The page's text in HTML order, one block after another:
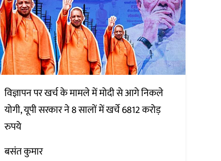
विज्ञापन पर खर्च के मामले में मोदी से आगे निकले
योगी, यूपी सरकार ने 8 सालों में खर्चे 6812 करोड़
रुपये
बसंत कुमार